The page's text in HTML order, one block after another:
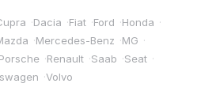
·Dacia ·Fiat ·Ford ·Honda ·
·Mercedes-Benz ·MG ·
Porsche ·Renault ·Saab ·Seat ·
·Volvo